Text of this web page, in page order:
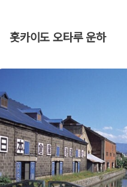
홋카이도 오타루 운하